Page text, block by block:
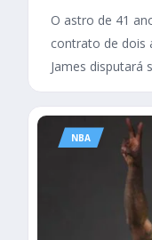
O astro de 41
contrato de dois
James disputará
NBA